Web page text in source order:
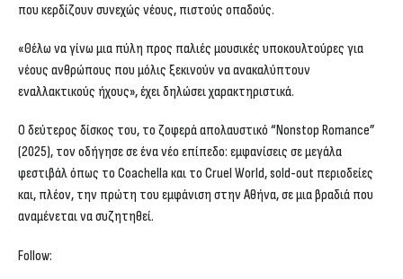
που κερδίζουν συνεχώς νέους, πιστούς οπαδούς.
«Θέλω να γίνω μια πύλη προς παλιές μουσικές υποκουλτούρες για
νέους ανθρώπους που μόλις ξεκινούν να ανακαλύπτουν
εναλλακτικούς ήχους»,έχει δηλώσει χαρακτηριστικά.
Ο δεύτερος δίσκος του, το ζοφερά απολαυστικό “Nonstop Romance”
(2025), τον οδήγησε σε ένα νέο επίπεδο: εμφανίσεις σε μεγάλα
φεστιβάλ όπως το Coachella και το Cruel World, sold-out περιοδείες
και, πλέον, την πρώτη του εμφάνιση στην Αθήνα, σε μια βραδιά που
αναμένεται να συζητηθεί.
Follow: